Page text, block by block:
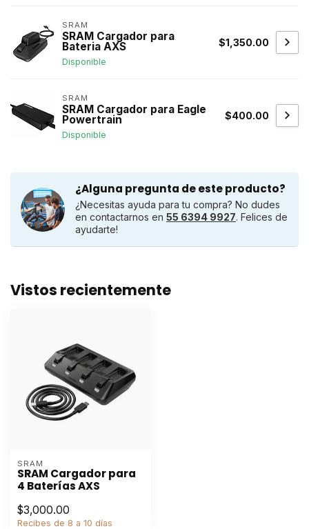
SRAM
SRAM Cargador para
Bateria AXS
Disponible
$1,350.00
SRAM
SRAM Cargador para Eagle
Powertrain
Disponible
$400.00
¿Alguna pregunta de este producto?
¿Necesitas ayuda para tu compra? No dudes
en contactarnos en 55 6394 9927. Felices de
ayudarte!
Vistos recientemente
SRAM
SRAM Cargador para
4 Baterías AXS
$3,000.00
Recibes de 8 a 10 días